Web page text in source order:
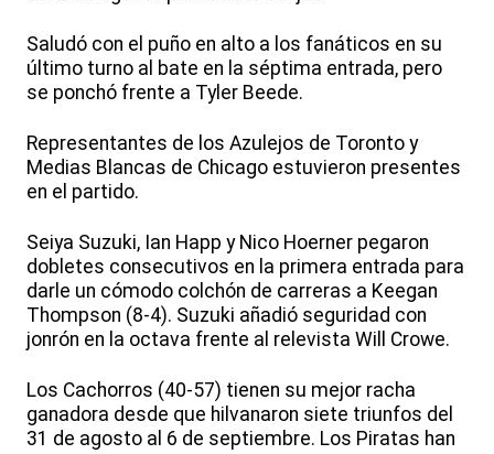
Saludó con el puño en alto a los fanáticos en su
último turno al bate en la séptima entrada, pero
se ponchó frente a Tyler Beede.
Representantes de los Azulejos de Toronto y
Medias Blancas de Chicago estuvieron presentes
en el partido.
Seiya Suzuki, Ian Happ y Nico Hoerner pegaron
dobletes consecutivos en la primera entrada para
darle un cómodo colchón de carreras a Keegan
Thompson (8-4). Suzuki añadió seguridad con
jonrón en la octava frente al relevista Will Crowe.
Los Cachorros (40-57) tienen su mejor racha
ganadora desde que hilvanaron siete triunfos del
31 de agosto al 6 de septiembre. Los Piratas han